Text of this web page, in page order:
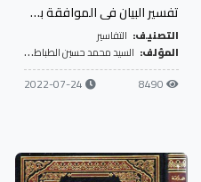
تفسير البيان في الموافقة بين الحديث والقرآن- ج4
التصنيف: التفاسير
المؤلف: السيد محمد حسين الطباطبائي
8490
2022-07-24